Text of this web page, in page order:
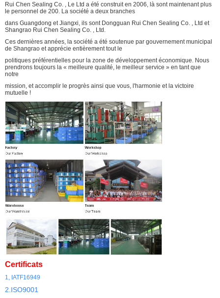
Rui Chen Sealing Co. , Le Ltd a été construit en 2006, là sont maintenant plus
le personnel de 200. La société a deux branches
dans Guangdong et Jiangxi, ils sont Dongguan Rui Chen Sealing Co. , Ltd et
Shangrao Rui Chen Sealing Co. , Ltd.
Ces dernières années, la société a été soutenue par gouvernement municipal
de Shangrao et apprécie entièrement tout le
politiques préférentielles pour la zone de développement économique. Nous
prendrons toujours la « meilleure qualité, le meilleur service » en tant que
notre
mission, et accomplir le progrès ainsi que vous, l'harmonie et la victoire
mutuelle !
Certificats
1, IATF16949
2.ISO9001